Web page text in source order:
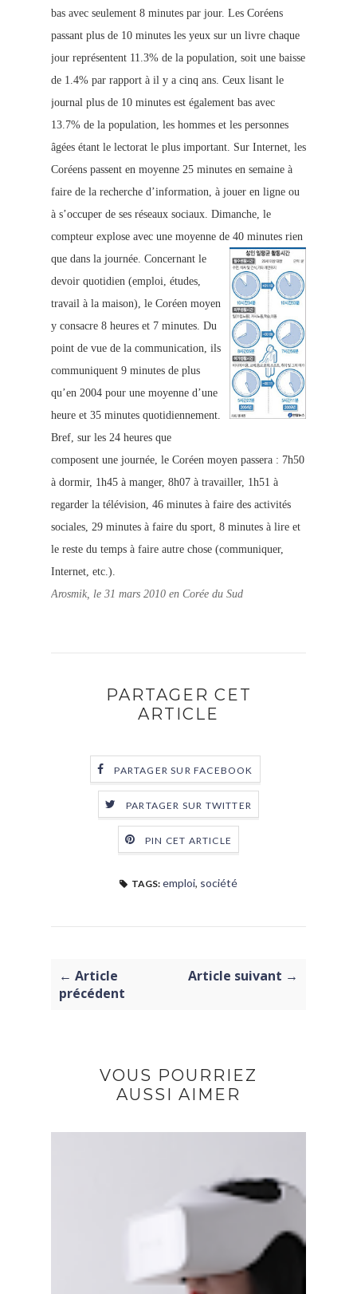
bas avec seulement 8 minutes par jour. Les Coréens
passant plus de 10 minutes les yeux sur un livre chaque
jour représentent 11.3% de la population, soit une baisse
de 1.4% par rapport à il y a cinq ans. Ceux lisant le
journal plus de 10 minutes est également bas avec
13.7% de la population, les hommes et les personnes
âgées étant le lectorat le plus important. Sur Internet, les
Coréens passent en moyenne 25 minutes en semaine à
faire de la recherche d’information, à jouer en ligne ou
à s’occuper de ses réseaux sociaux. Dimanche, le
compteur explose avec une moyenne de 40 minutes rien
que dans la journée. Concernant le
devoir quotidien (emploi, études,
travail à la maison), le Coréen moyen
y consacre 8 heures et 7 minutes. Du
point de vue de la communication, ils
communiquent 9 minutes de plus
qu’en 2004 pour une moyenne d’une
heure et 35 minutes quotidiennement.
Bref, sur les 24 heures que
composent une journée, le Coréen moyen passera : 7h50
à dormir, 1h45 à manger, 8h07 à travailler, 1h51 à
regarder la télévision, 46 minutes à faire des activités
sociales, 29 minutes à faire du sport, 8 minutes à lire et
le reste du temps à faire autre chose (communiquer,
Internet, etc.).
Arosmik, le 31 mars 2010 en Corée du Sud
PARTAGER CET
ARTICLE
PARTAGER SUR FACEBOOK
PARTAGER SUR TWITTER
PIN CET ARTICLE
TAGS: emploi, société
← Article
précédent
Article suivant →
VOUS POURRIEZ
AUSSI AIMER